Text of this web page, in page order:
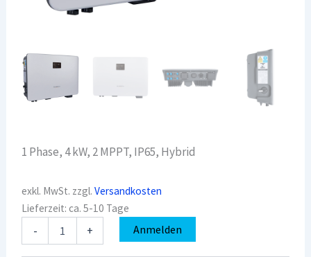
1 Phase, 4 kW, 2 MPPT, IP65, Hybrid
exkl. MwSt. zzgl.Versandkosten
Lieferzeit:ca. 5-10 Tage
-
SH4.0RS-
+ Anmelden